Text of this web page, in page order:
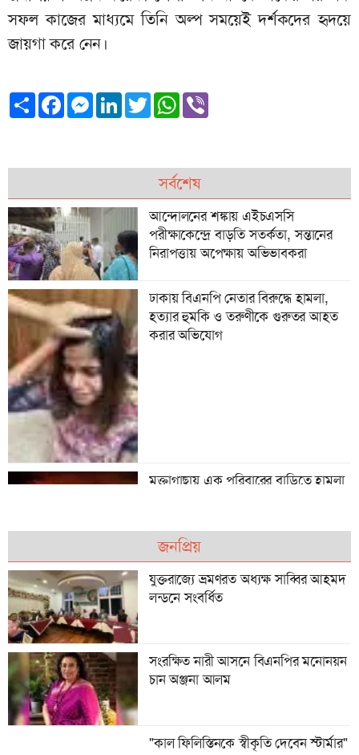
সফল কাজের মাধ্যমে তিনি অল্প সময়েই দর্শকদের হৃদয়ে
জায়গা করে নেন।
ShareFacebookMessenger
LinkedInTwitterWhatsApp
সর্বশেষ
আন্দোলনের শঙ্কায় এইচএসসি
পরীক্ষাকেন্দ্রে বাড়তি সতর্কতা, সন্তানের
নিরাপত্তায় অপেক্ষায় অভিভাবকরা
ঢাকায় বিএনপি নেতার বিরুদ্ধে হামলা,
হত্যার হুমকি ও তরুণীকে গুরুতর আহত
করার অভিযোগ
মুক্তাগাছায় এক পরিবারের বাড়িতে হামলা
বাংলাদেশ-চীনের জি-টু-জি চুক্তি, গ্রামীণ
উন্নয়নে খুলছে নতুন দিগন্ত
কাউন্সিলর
জনপ্রিয়
যুক্তরাজ্যে ভ্রমণরত অধ্যক্ষ সাব্বির আহমদ
লন্ডনে সংবর্ধিত
সংরক্ষিত নারী আসনে বিএনপির মনোনয়ন
চান অঞ্জনা আলম
"কাল ফিলিস্তিনকে স্বীকৃতি দেবেন স্টার্মার"